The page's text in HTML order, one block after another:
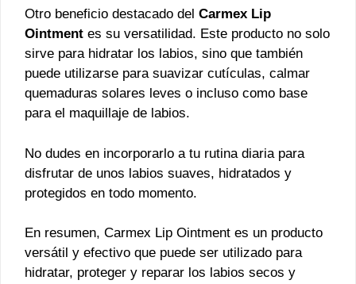
Otro beneficio destacado del Carmex Lip
Ointment es su versatilidad. Este producto no solo
sirve para hidratar los labios, sino que también
puede utilizarse para suavizar cutículas, calmar
quemaduras solares leves o incluso como base
para el maquillaje de labios.
No dudes en incorporarlo a tu rutina diaria para
disfrutar de unos labios suaves, hidratados y
protegidos en todo momento.
En resumen, Carmex Lip Ointment es un producto
versátil y efectivo que puede ser utilizado para
hidratar, proteger y reparar los labios secos y